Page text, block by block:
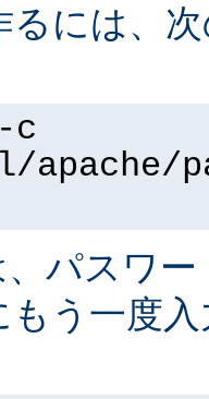
るには、
c
、パスワ
う一度